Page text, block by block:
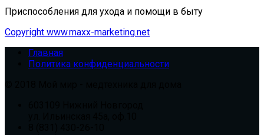
Приспособления для ухода и помощи в быту
Copyright www.maxx-marketing.net
Главная
Политика конфиденциальности